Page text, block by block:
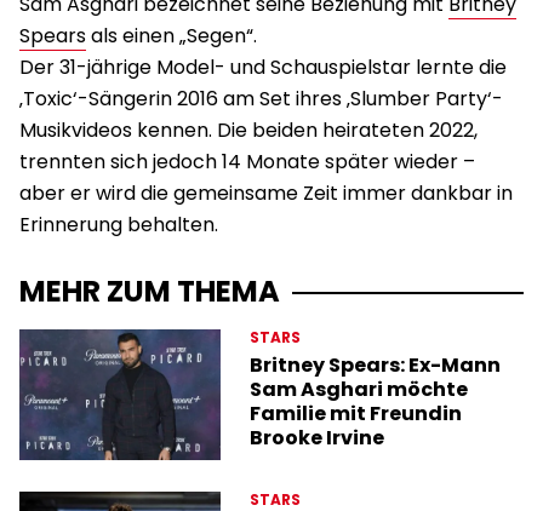
Spearsals einen „Segen“.
Der 31-jährige Model- und Schauspielstar lernte die
‚Toxic‘-Sängerin 2016 am Set ihres ‚Slumber Party‘-
Musikvideos kennen. Die beiden heirateten 2022,
trennten sich jedoch 14 Monate später wieder –
aber er wird die gemeinsame Zeit immer dankbar in
Erinnerung behalten.
MEHR ZUM THEMA
STARS
Britney Spears: Ex-Mann
Sam Asghari möchte
Familie mit Freundin
Brooke Irvine
STARS